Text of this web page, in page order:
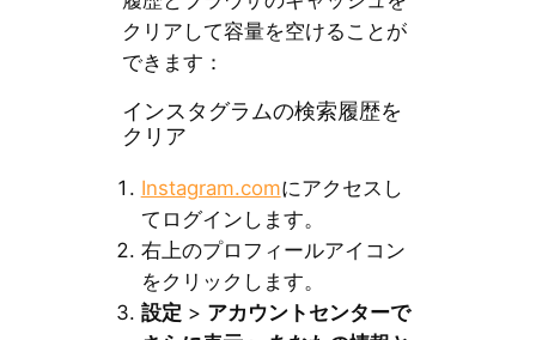
クリアして容量を空けることが
できます：
インスタグラムの検索履歴を
クリア
Instagram.comにアクセスし
てログインします。
右上のプロフィールアイコン
をクリックします。
設定 > アカウントセンターで